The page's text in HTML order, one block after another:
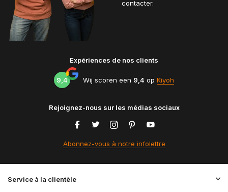
contacter.
Expériences de nos clients
9,4 Wij scoren een 9,4 op Kiyoh
Rejoignez-nous sur les médias sociaux
Abonnez-vous à notre infolettre
Service à la clientèle